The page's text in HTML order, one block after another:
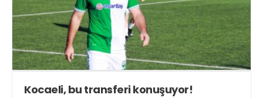
Kocaeli, bu transferi konuşuyor!